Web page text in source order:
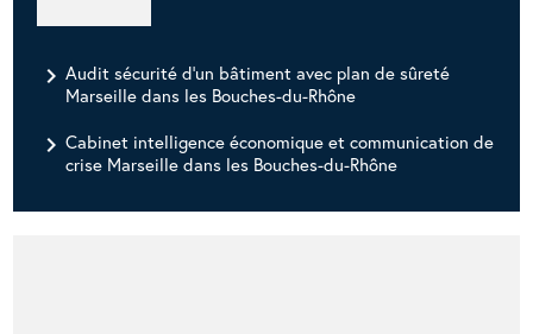
navigate_nextAudit sécurité d'un bâtiment avec plan de sûreté
Marseille dans les Bouches-du-Rhône
navigate_nextCabinet intelligence économique et communication de
crise Marseille dans les Bouches-du-Rhône